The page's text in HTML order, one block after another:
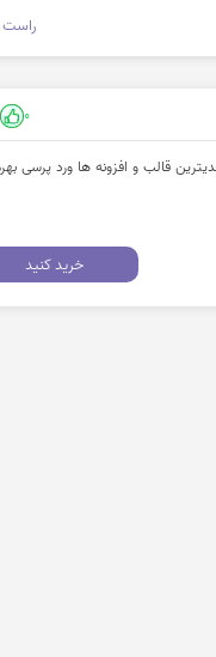
0
تا 30 درصد تخفیف، برای خرید جدیترین قالب و افزونه ها ورد
خرید کنید